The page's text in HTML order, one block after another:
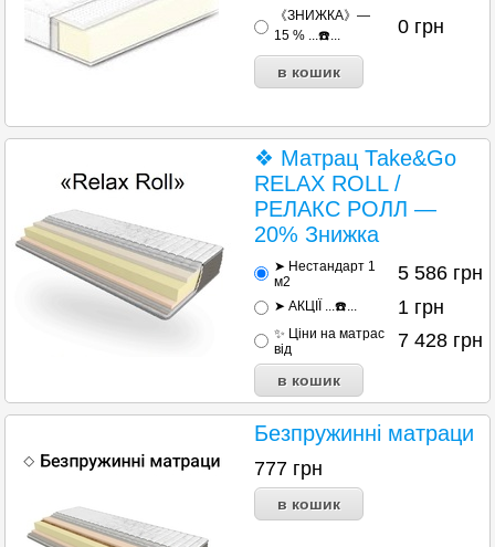
《ЗНИЖКА》—
15 % ...☎️...
0 грн
❖ Матрац Таke&Go
RELAX ROLL /
РЕЛАКС РОЛЛ —
20% Знижка
➤ Нестандарт 1
м2
5 586 грн
➤ АКЦІЇ ...☎️... 1 грн
✨ Ціни на матраc
від
7 428 грн
Безпружинні матраци
777 грн